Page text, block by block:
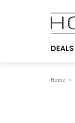
DEALS
Home